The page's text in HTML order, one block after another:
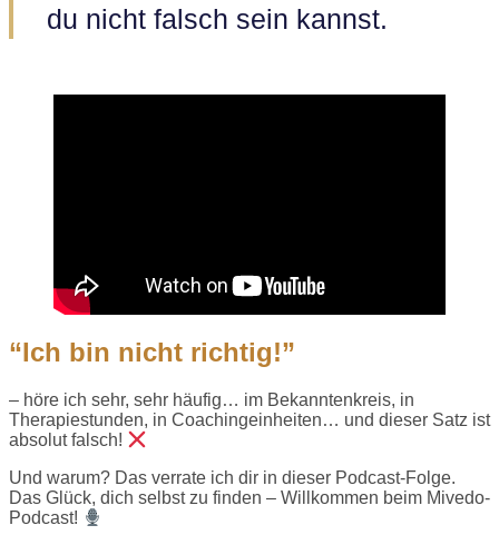
du nicht falsch sein kannst.
“Ich bin nicht richtig!”
– höre ich sehr, sehr häufig… im Bekanntenkreis, in
Therapiestunden, in Coachingeinheiten… und dieser Satz ist
absolut falsch!
Und warum? Das verrate ich dir in dieser Podcast-Folge.
Das Glück, dich selbst zu finden – Willkommen beim Mivedo-
Podcast!